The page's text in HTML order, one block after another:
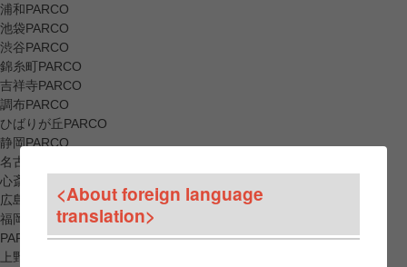
浦和PARCO
池袋PARCO
渋谷PARCO
錦糸町PARCO
吉祥寺PARCO
調布PARCO
ひばりが丘PARCO
静岡PARCO
名古屋PARCO
心斎橋PARCO
広島PARCO
福岡PARCO
PARCO_ya
上野
<About foreign language
translation>